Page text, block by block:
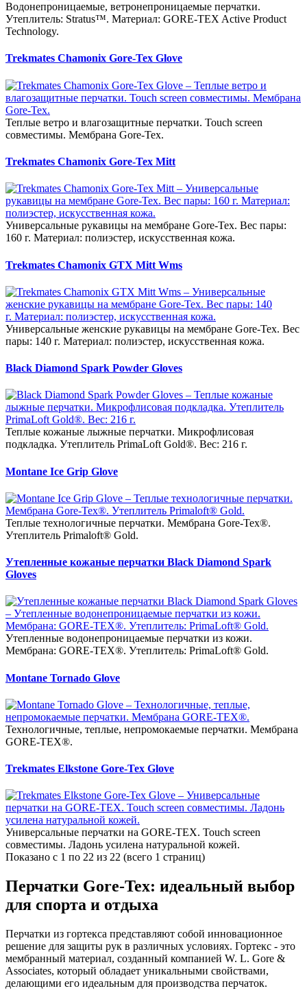
Водонепроницаемые, ветронепроницаемые перчатки.
Утеплитель: Stratus™. Материал: GORE-TEX Active Product
Technology.
Trekmates Chamonix Gore-Tex Glove
Теплые ветро и влагозащитные перчатки. Touch screen
совместимы. Мембрана Gore-Tex.
Trekmates Chamonix Gore-Tex Mitt
Универсальные рукавицы на мембране Gore-Tex. Вес пары:
160 г. Материал: полиэстер, искусственная кожа.
Trekmates Chamonix GTX Mitt Wms
Универсальные женские рукавицы на мембране Gore-Tex. Вес
пары: 140 г. Материал: полиэстер, искусственная кожа.
Black Diamond Spark Powder Gloves
Теплые кожаные лыжные перчатки. Микрофлисовая
подкладка. Утеплитель PrimaLoft Gold®. Вес: 216 г.
Montane Ice Grip Glove
Теплые технологичные перчатки. Мембрана Gore-Tex®.
Утеплитель Primaloft® Gold.
Утепленные кожаные перчатки Black Diamond Spark
Gloves
Утепленные водонепроницаемые перчатки из кожи.
Мембрана: GORE-TEX®. Утеплитель: PrimaLoft® Gold.
Montane Tornado Glove
Технологичные, теплые, непромокаемые перчатки. Мембрана
GORE-TEX®.
Trekmates Elkstone Gore-Tex Glove
Универсальные перчатки на GORE-TEX. Touch screen
совместимы. Ладонь усилена натуральной кожей.
Показано с 1 по 22 из 22 (всего 1 страниц)
Перчатки Gore-Tex: идеальный выбор
для спорта и отдыха
Перчатки из гортекса представляют собой инновационное
решение для защиты рук в различных условиях. Гортекс - это
мембранный материал, созданный компанией W. L. Gore &
Associates, который обладает уникальными свойствами,
делающими его идеальным для производства перчаток.